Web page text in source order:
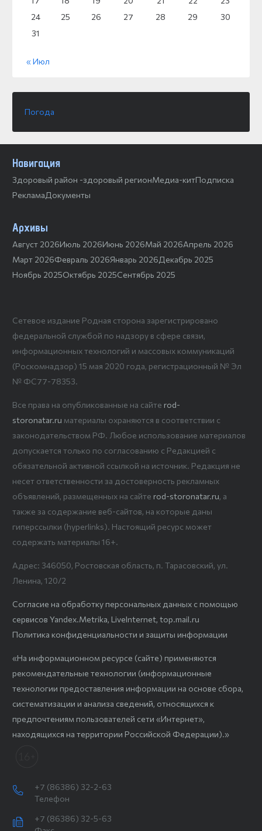
24
25 26 27 28 29
30
31
« Июл
Погода
Навигация
Здоровый район -здоровый регионМедиа-китПодписка
РекламаДокументы
Архивы
Август 2026Июль 2026Июнь 2026Май 2026Апрель 2026
Март 2026Февраль 2026Январь 2026Декабрь 2025
Ноябрь 2025Октябрь 2025Сентябрь 2025
Сетевое издание Родная сторона зарегистрировано
федеральной службой по надзору в сфере связи,
информационных технологий и массовых коммуникаций
(Роскомнадзор) 15 мая 2020 года, регистрационный № Эл
№ ФС77-78353.
Все права на опубликованные на сайте rod-
storonatar.ru материалы охраняются в соответствии с
законодательством РФ. Любое использование материалов
допускается только по согласованию с Редакцией с
обязательной активной ссылкой на источник. Редакция не
несет ответственности за достоверность рекламных
объявлений, размещенных на сайте rod-storonatar.ru, а
также за содержание веб-сайтов, на которые даны
гиперссылки (hyperlinks). Настоящий ресурс может
содержать материалы 16+.
Адрес: 346050, Ростовская область, п. Тарасовский, ул.
Ленина, 120/2
Согласие на обработку персональных данных с помощью
сервисов Yandex.Metrika, LiveInternet, top.mail.ru
Политика конфиденциальности и защиты информации
«На информационном ресурсе (сайте) применяются
рекомендательные технологии (информационные
технологии предоставления информации на основе сбора,
систематизации и анализа сведений, относящихся к
предпочтениям пользователей сети «Интернет»,
находящихся на территории Российской Федерации).»
+7 (86386) 32-2-63
Телефон
+7 (86386) 32-5-63